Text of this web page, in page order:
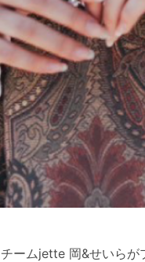
チームjette 岡&せいらが